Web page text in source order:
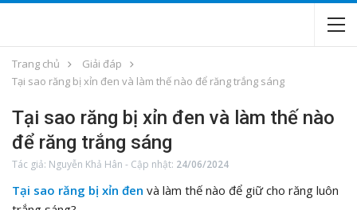
Trang chủ
Giải đáp
Tại sao răng bị xỉn đen và làm thế nào để răng trắng sáng
Tại sao răng bị xỉn đen và làm thế nào
để răng trắng sáng
Tác giả: Nguyễn Khả Hân - Cập nhật: 24/06/2024
Tại sao răng bị xỉn đen và làm thế nào để giữ cho răng luôn